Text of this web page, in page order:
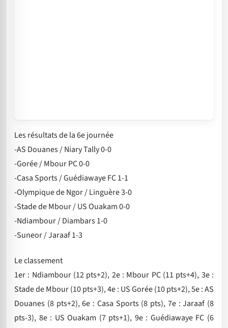
Les résultats de la 6e journée
-AS Douanes / Niary Tally 0-0
-Gorée / Mbour PC 0-0
-Casa Sports / Guédiawaye FC 1-1
-Olympique de Ngor / Linguère 3-0
-Stade de Mbour / US Ouakam 0-0
-Ndiambour / Diambars 1-0
-Suneor / Jaraaf 1-3
Le classement
1er : Ndiambour (12 pts+2), 2e : Mbour PC (11 pts+4), 3e :
Stade de Mbour (10 pts+3), 4e : US Gorée (10 pts+2), 5e : AS
Douanes (8 pts+2), 6e : Casa Sports (8 pts), 7e : Jaraaf (8
pts-3), 8e : US Ouakam (7 pts+1), 9e : Guédiawaye FC (6